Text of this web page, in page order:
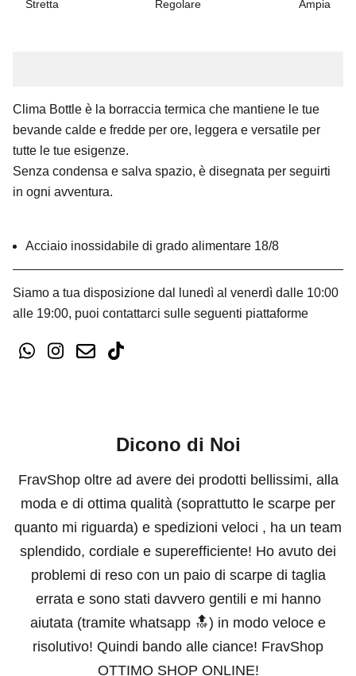
Stretta Regolare Ampia
Clima Bottle è la borraccia termica che mantiene le tue
bevande calde e fredde per ore, leggera e versatile per
tutte le tue esigenze.
Senza condensa e salva spazio, è disegnata per seguirti
in ogni avventura.
Acciaio inossidabile di grado alimentare 18/8
Siamo a tua disposizione dal lunedì al venerdì dalle 10:00
alle 19:00, puoi contattarci sulle seguenti piattaforme
Dicono di Noi
FravShop oltre ad avere dei prodotti bellissimi, alla
moda e di ottima qualità (soprattutto le scarpe per
quanto mi riguarda) e spedizioni veloci , ha un team
splendido, cordiale e superefficiente! Ho avuto dei
problemi di reso con un paio di scarpe di taglia
errata e sono stati davvero gentili e mi hanno
aiutata (tramite whatsapp 🔝) in modo veloce e
risolutivo! Quindi bando alle ciance! FravShop
OTTIMO SHOP ONLINE!